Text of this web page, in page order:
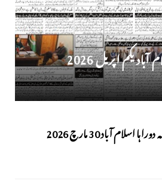
یکم اپریل 2026
اسلام آباد 30 مارچ 2026